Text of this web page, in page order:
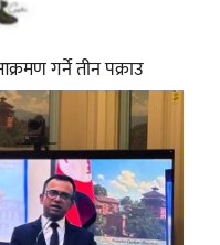
गर्ने तीन पक्राउ